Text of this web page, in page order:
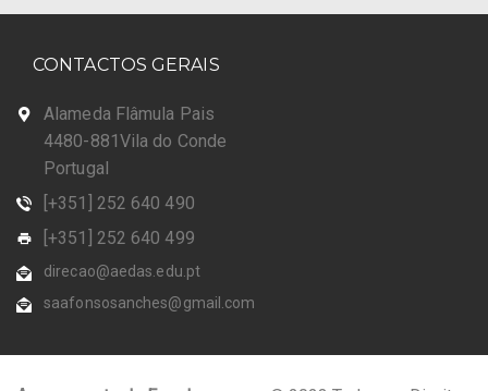
CONTACTOS GERAIS
Alameda Flâmula Pais
4480-881Vila do Conde
Portugal
[+351] 252 640 490
[+351] 252 640 499
direcao@aedas.edu.pt
saafonsosanches@gmail.com